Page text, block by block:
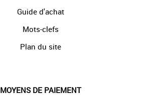
Guide d'achat
Mots-clefs
Plan du site
MOYENS DE PAIEMENT